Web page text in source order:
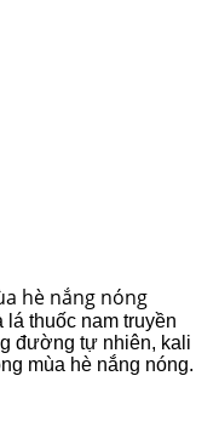
thuốc nam truyền
đường tự nhiên, kali
mùa hè nắng nóng.